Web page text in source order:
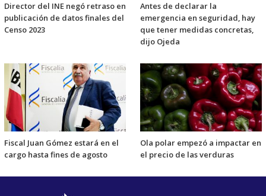
Director del INE negó retraso en
publicación de datos finales del
Censo 2023
Antes de declarar la
emergencia en seguridad, hay
que tener medidas concretas,
dijo Ojeda
Fiscal Juan Gómez estará en el
cargo hasta fines de agosto
Ola polar empezó a impactar en
el precio de las verduras